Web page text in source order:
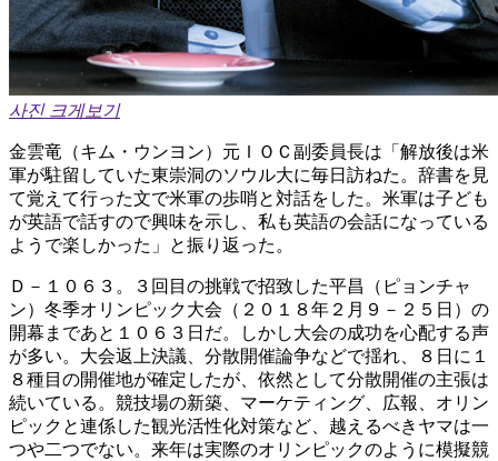
사진 크게보기
金雲竜（キム・ウンヨン）元ＩＯＣ副委員長は「解放後は米
軍が駐留していた東崇洞のソウル大に毎日訪ねた。辞書を見
て覚えて行った文で米軍の歩哨と対話をした。米軍は子ども
が英語で話すので興味を示し、私も英語の会話になっている
ようで楽しかった」と振り返った。
Ｄ－１０６３。３回目の挑戦で招致した平昌（ピョンチャ
ン）冬季オリンピック大会（２０１８年２月９－２５日）の
開幕まであと１０６３日だ。しかし大会の成功を心配する声
が多い。大会返上決議、分散開催論争などで揺れ、８日に１
８種目の開催地が確定したが、依然として分散開催の主張は
続いている。競技場の新築、マーケティング、広報、オリン
ピックと連係した観光活性化対策など、越えるべきヤマは一
つや二つでない。来年は実際のオリンピックのように模擬競